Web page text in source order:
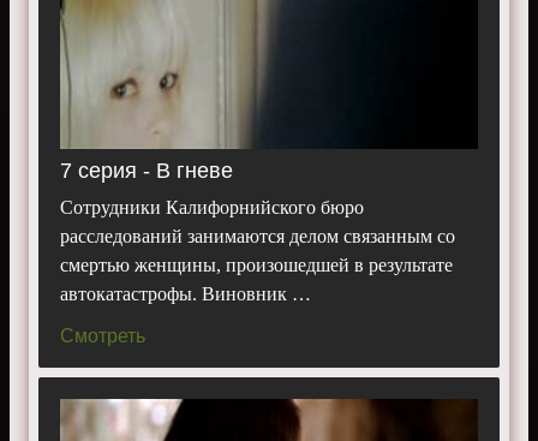
7 серия - В гневе
Сотрудники Калифорнийского бюро
расследований занимаются делом связанным со
смертью женщины, произошедшей в результате
автокатастрофы. Виновник …
Смотреть